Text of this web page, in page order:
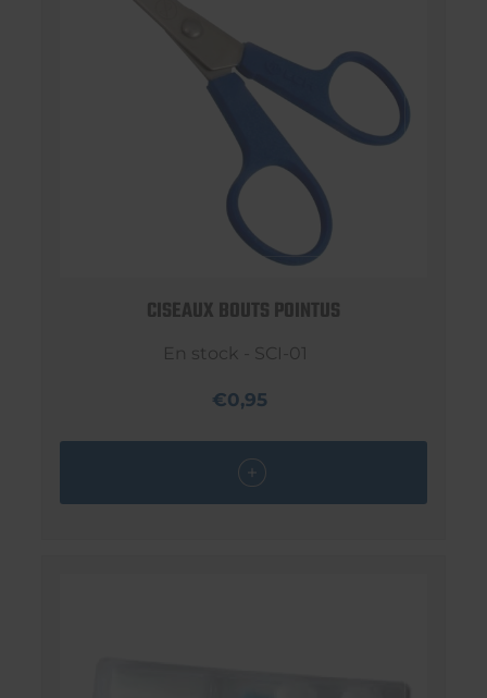
CISEAUX BOUTS POINTUS
En stock - SCI-01
€0,95